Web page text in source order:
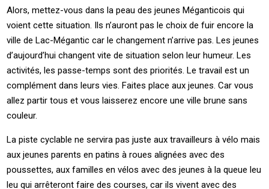
Alors, mettez-vous dans la peau des jeunes Méganticois qui
voient cette situation. Ils n’auront pas le choix de fuir encore la
ville de Lac-Mégantic car le changement n’arrive pas. Les jeunes
d’aujourd’hui changent vite de situation selon leur humeur. Les
activités, les passe-temps sont des priorités. Le travail est un
complément dans leurs vies. Faites place aux jeunes. Car vous
allez partir tous et vous laisserez encore une ville brune sans
couleur.
La piste cyclable ne servira pas juste aux travailleurs à vélo mais
aux jeunes parents en patins à roues alignées avec des
poussettes, aux familles en vélos avec des jeunes à la queue leu
leu qui arrêteront faire des courses, car ils vivent avec des